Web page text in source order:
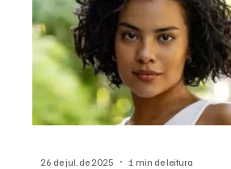
26 de jul. de 2025 1 min de leitura